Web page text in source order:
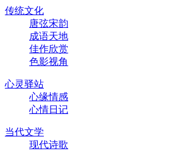
传统文化
唐弦宋韵
成语天地
佳作欣赏
色影视角
心灵驿站
心缘情感
心情日记
当代文学
现代诗歌